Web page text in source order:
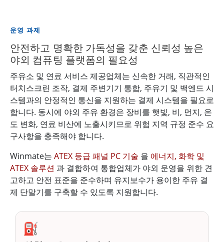
운영 과제
안전하고 명확한 가독성을 갖춘 신뢰성 높은
야외 컴퓨팅 플랫폼의 필요성
주유소 및 연료 서비스 제공업체는 신속한 거래, 직관적인
터치스크린 조작, 결제 주변기기 통합, 주유기 및 백엔드 시
스템과의 안정적인 통신을 지원하는 결제 시스템을 필요로
합니다. 동시에 야외 주유 환경은 장비를 햇빛, 비, 먼지, 온
도 변화, 연료 비산에 노출시키므로 위험 지역 규정 준수 요
구사항을 충족해야 합니다.
Winmate는 ATEX 등급 패널 PC 기술 을 에너지, 화학 및
ATEX 솔루션 과 결합하여 통합업체가 야외 운영을 위한 견
고하고 안전 표준을 준수하며 유지보수가 용이한 주유 결
제 단말기를 구축할 수 있도록 지원합니다.
⛽